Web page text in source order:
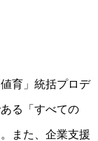
育」統括プロデ
る「すべての
また、企業支援